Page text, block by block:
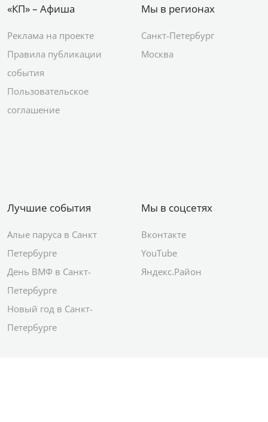
«КП» – Афиша
Реклама на проекте
Правила публикации
события
Пользовательское
соглашение
Мы в регионах
Санкт-Петербург
Москва
Лучшие события
Алые паруса в Санкт
Петербурге
День ВМФ в Санкт-
Петербурге
Новый год в Санкт-
Петербурге
Мы в соцсетях
Вконтакте
YouTube
Яндекс.Район